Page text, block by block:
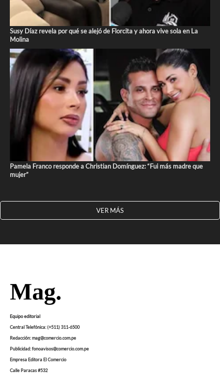
Susy Díaz revela por qué se alejó de Florcita y ahora vive sola en La
Molina
Pamela Franco responde a Christian Domínguez: “Fui más madre que
mujer”
VER MÁS
Equipo editorial
Central Telefónica: (+511) 311-6500
Redacción: mag@comercio.com.pe
Publicidad: fonoavisos@comercio.com.pe
Empresa Editora El Comercio
Calle Paracas #532